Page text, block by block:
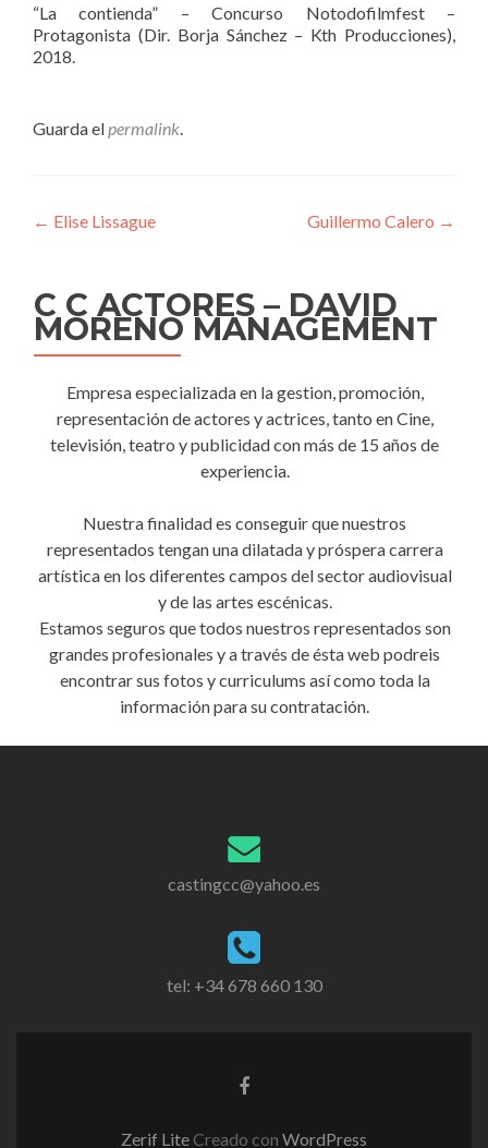
“La contienda” – Concurso Notodofilmfest –
Protagonista (Dir. Borja Sánchez – Kth Producciones),
2018.
Guarda elpermalink.
Navegación
entradas
← Elise Lissague Guillermo Calero →
C C ACTORES – DAVID
MORENO MANAGEMENT
Empresa especializada en la gestion, promoción,
representación de actores y actrices, tanto en Cine,
televisión, teatro y publicidad con más de 15 años de
experiencia.
Nuestra finalidad es conseguir que nuestros
representados tengan una dilatada y próspera carrera
artística en los diferentes campos del sector audiovisual
y de las artes escénicas.
Estamos seguros que todos nuestros representados son
grandes profesionales y a través de ésta web podreis
encontrar sus fotos y curriculums así como toda la
información para su contratación.
castingcc@yahoo.es
tel: +34 678 660 130
Zerif Lite Creado con WordPress